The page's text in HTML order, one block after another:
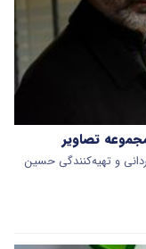
تصاویر
و تهیه‌کنندگی حسین